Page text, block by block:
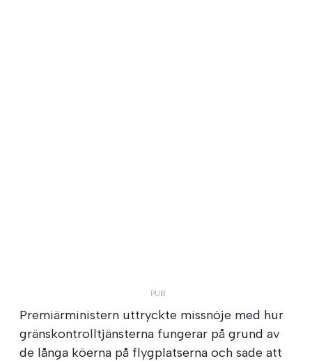
Premiärministern uttryckte missnöje med hur
gränskontrolltjänsterna fungerar på grund av
de långa köerna på flygplatserna och sade att